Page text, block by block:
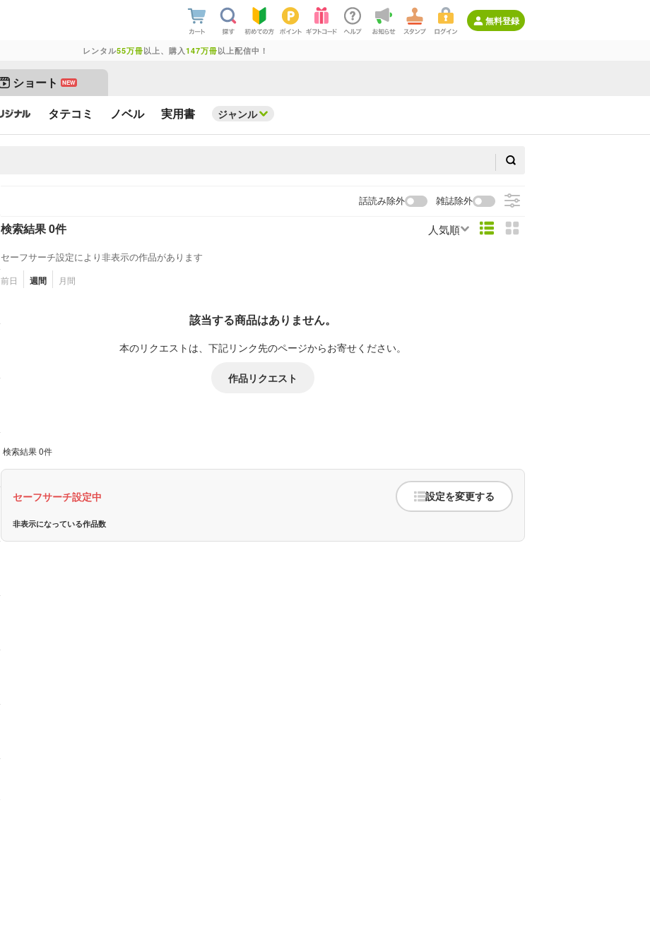
無料登録
レンタル55万冊以上、購入 147万冊以上配信中！
ショート NEW
タテコミ ノベル 実用書 ジャンル
話読み除外 雑誌除外
検索結果 0件 人気順
セーフサーチ設定により非表示の作品があります
前日 週間 月間
該当する商品はありません。
本のリクエストは、下記リンク先のページからお寄せください。
作品リクエスト
検索結果 0件
セーフサーチ設定中 設定を変更する
非表示になっている作品数